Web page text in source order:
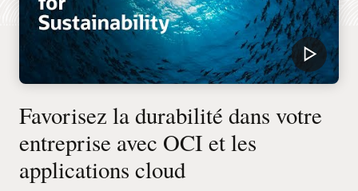
Favorisez la durabilité dans votre
entreprise avec OCI et les
applications cloud